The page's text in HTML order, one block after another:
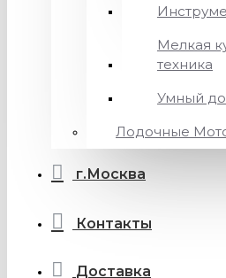
Мелкая
техника
Умный
Лодочные
г.Москва
Контакты
Доставка